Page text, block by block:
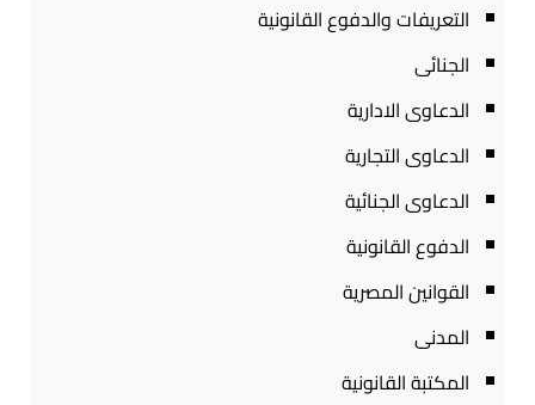
التعريفات والدفوع القانونية
الجنائى
الدعاوى الادارية
الدعاوى التجارية
الدعاوى الجنائية
الدفوع القانونية
القوانين المصرية
المدنى
المكتبة القانونية